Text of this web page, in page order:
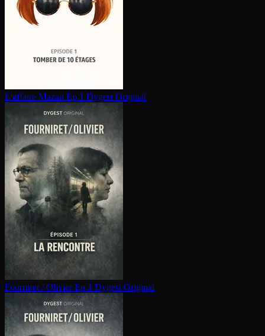
L'affaire Mazan Ep.1 Dygest Original
Fourniret / Olivier Ep.1 Dygest Original